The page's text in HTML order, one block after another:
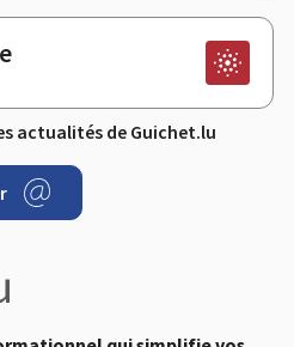
actualités de Guichet.lu